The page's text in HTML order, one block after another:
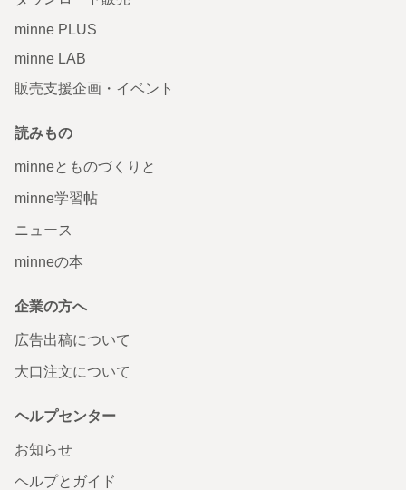
minne PLUS
minne LAB
販売支援企画・イベント
読みもの
minneとものづくりと
minne学習帖
ニュース
minneの本
企業の方へ
広告出稿について
大口注文について
ヘルプセンター
お知らせ
ヘルプとガイド